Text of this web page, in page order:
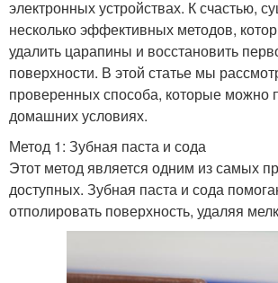
электронных устройствах. К счастью,
несколько эффективных методов,
удалить царапины и восстановить
поверхности. В этой статье мы
проверенных способа, которые можно
домашних условиях.
Метод 1: Зубная паста и сода
Этот метод является одним из самых
доступных. Зубная паста и сода
отполировать поверхность, удаляя